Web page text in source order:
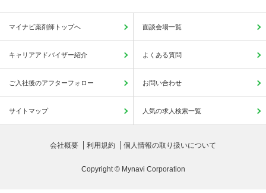
マイナビ薬剤師トップへ 面談会場一覧
キャリアアドバイザー紹介 よくある質問
ご入社後のアフターフォロー お問い合わせ
サイトマップ 人気の求人検索一覧
会社概要 利用規約 個人情報の取り扱いについて
Copyright © Mynavi Corporation